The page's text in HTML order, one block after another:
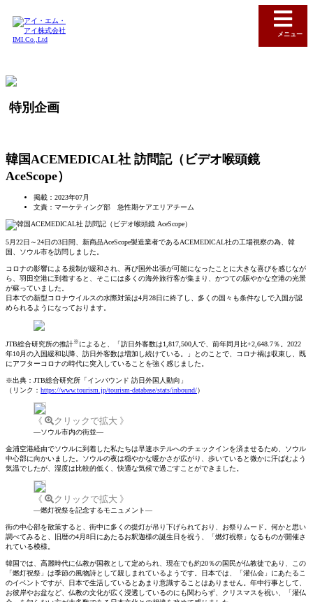
メニュー
特別企画
韓国ACEMEDICAL社 訪問記（ビデオ喉頭鏡
AceScope）
掲載：2023年07月
文責：マーケティング部 急性期ケアエリアチーム
5月22日～24日の3日間、新商品AceScope製造業者であるACEMEDICAL社の工場視察の為、韓
国、ソウル市を訪問しました。
コロナの影響による規制が緩和され、再び国外出張が可能になったことに大きな喜びを感じなが
ら、羽田空港に到着すると、そこには多くの海外旅行客が集まり、かつての賑やかな空港の光景
が蘇っていました。
日本での新型コロナウイルスの水際対策は4月28日に終了し、多くの国々も条件なしで入国が認
められるようになっております。
JTB総合研究所の推計※ によると、「訪日外客数は1,817,500人で、前年同月比+2,648.7％。2022
年10月の入国緩和以降、訪日外客数は増加し続けている。」とのことで、コロナ禍は収束し、既
にアフターコロナの時代に突入していることを強く感じました。
※出典：JTB総合研究所「インバウンド 訪日外国人動向」
（リンク： https://www.tourism.jp/tourism-database/stats/inbound/）
《 クリックで拡大 》
―ソウル市内の街並―
金浦空港経由でソウルに到着した私たちは早速ホテルへのチェックインを済ませるため、ソウル
中心部に向かいました。ソウルの夜は穏やかな暖かさが広がり、歩いていると微かに汗ばむよう
気温でしたが、湿度は比較的低く、快適な気候で過ごすことができました。
《 クリックで拡大 》
―燃灯祝祭を記念するモニュメント―
街の中心部を散策すると、街中に多くの提灯が吊り下げられており、お祭りムード。何かと思い
調べてみると、旧暦の4月8日にあたるお釈迦様の誕生日を祝う、「燃灯祝祭」なるものが開催さ
れている模様。
韓国では、高麗時代に仏教が国教として定められ、現在でも約20％の国民が仏教徒であり、この
「燃灯祝祭」は季節の風物詩として親しまれているようです。日本では、「灌仏会」にあたるこ
のイベントですが、日本で生活しているとあまり意識することはありません。年中行事として、
お彼岸やお盆など、仏教の文化が広く浸透しているのにも関わらず、クリスマスを祝い、「灌仏